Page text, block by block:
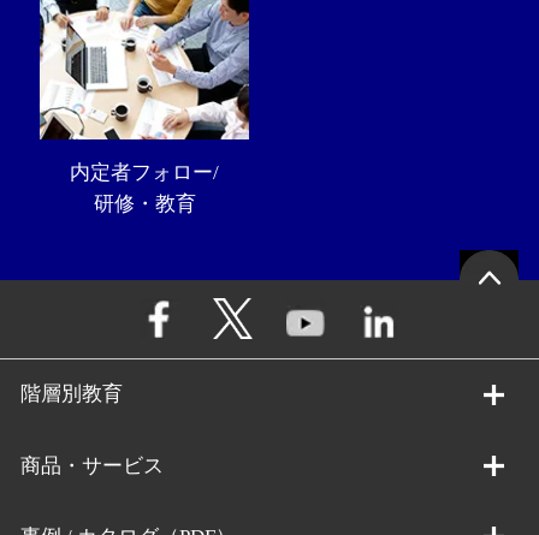
内定者フォロー/
研修・教育
階層別教育
商品・サービス